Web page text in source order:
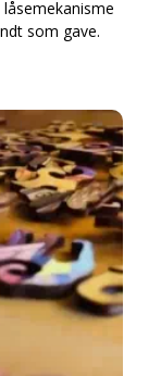
som gave.